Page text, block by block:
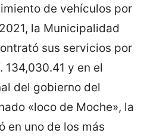
de vehículos por
la Municipalidad
sus servicios por
134,030.41 y en el
del gobierno del
«loco de Moche», la
en uno de los más